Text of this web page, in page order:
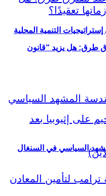
التنمية المحلية
طرق: هل يزيد “قانون
السياسي في السنغال